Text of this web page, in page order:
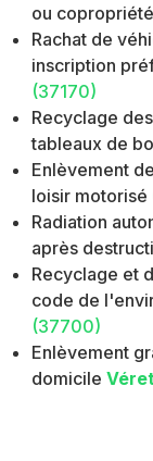
ou copropriété
Rachat de
inscription
(37170)
Recyclage
tableaux de
Enlèvement
loisir motorisé
Radiation
après
Recyclage et
code de
(37700)
Enlèvement
domicile